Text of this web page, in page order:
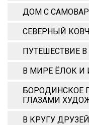
ДОМ С
СЕВЕРНЫЙ
ПУТЕШЕСТВИЕ
В МИРЕ ЁЛОК И
БОРОДИНСКОЕ
ГЛАЗАМИ
В КРУГУ